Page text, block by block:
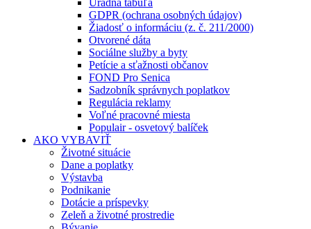
Úradná tabuľa
GDPR (ochrana osobných údajov)
Žiadosť o informáciu (z. č. 211/2000)
Otvorené dáta
Sociálne služby a byty
Petície a sťažnosti občanov
FOND Pro Senica
Sadzobník správnych poplatkov
Regulácia reklamy
Voľné pracovné miesta
Populair - osvetový balíček
AKO VYBAVIŤ
Životné situácie
Dane a poplatky
Výstavba
Podnikanie
Dotácie a príspevky
Zeleň a životné prostredie